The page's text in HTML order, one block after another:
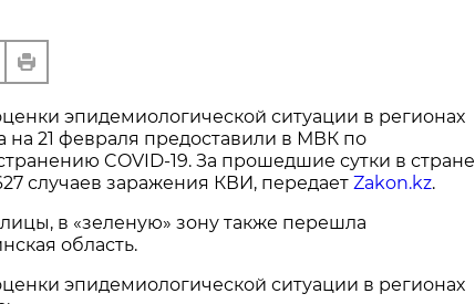
эпидемиологической ситуации в регионах
на 21 февраля предоставили в МВК по
COVID-19. За прошедшие сутки в стране
случаев заражения КВИ, передает Zakon.kz.
в «зеленую» зону также перешла
область.
эпидемиологической ситуации в регионах